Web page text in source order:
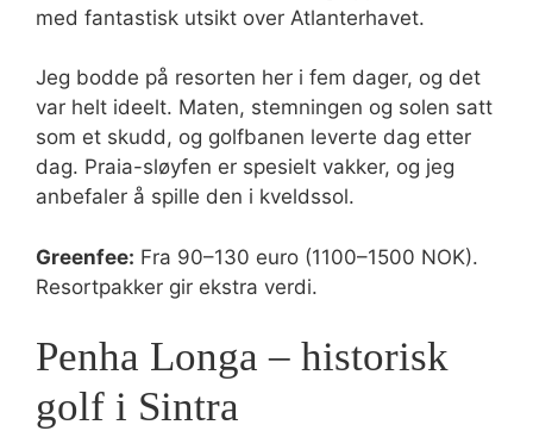
med fantastisk utsikt over Atlanterhavet.
Jeg bodde på resorten her i fem dager, og det
var helt ideelt. Maten, stemningen og solen satt
som et skudd, og golfbanen leverte dag etter
dag. Praia-sløyfen er spesielt vakker, og jeg
anbefaler å spille den i kveldssol.
Greenfee: Fra 90–130 euro (1100–1500 NOK).
Resortpakker gir ekstra verdi.
Penha Longa – historisk
golf i Sintra